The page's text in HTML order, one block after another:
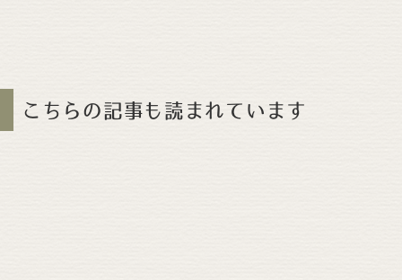
こちらの記事も読まれています